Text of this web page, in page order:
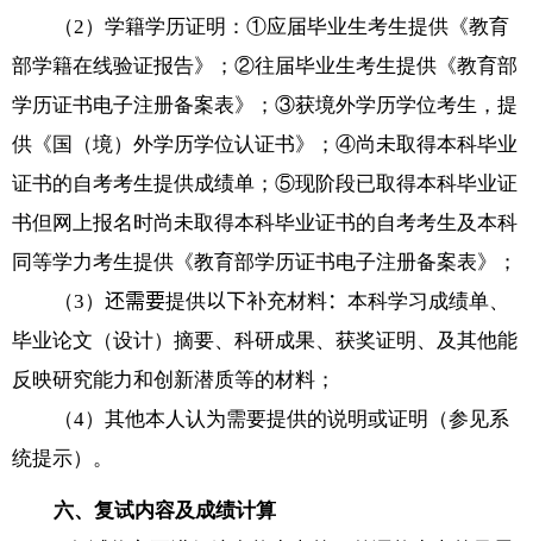
（2）学籍学历证明：①应届毕业生考生提供《教育
部学籍在线验证报告》；②往届毕业生考生提供《教育部
学历证书电子注册备案表》；③获境外学历学位考生，提
供《国（境）外学历学位认证书》；④尚未取得本科毕业
证书的自考考生提供成绩单；⑤现阶段已取得本科毕业证
书但网上报名时尚未取得本科毕业证书的自考考生及本科
同等学力考生提供《教育部学历证书电子注册备案表》；
（3） 还需要提供以下补充材料： 本科学习成绩单、
毕业论文（设计）摘要、科研成果、获奖证明、及其他能
反映研究能力和创新潜质等的材料；
（4）其他本人认为需要提供的说明或证明（参见系
统提示）。
六、复试内容及成绩计算